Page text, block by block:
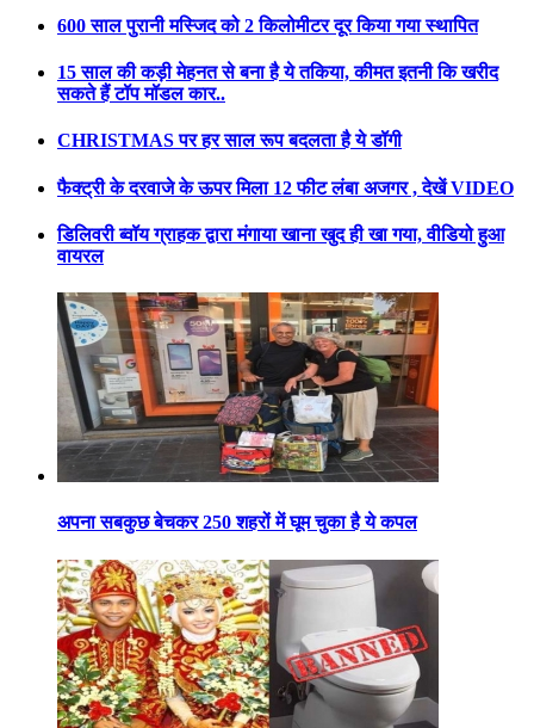
600 साल पुरानी मस्जिद को 2 किलोमीटर दूर किया गया स्थापित
15 साल की कड़ी मेहनत से बना है ये तकिया, कीमत इतनी कि खरीद
सकते हैं टॉप मॉडल कार..
CHRISTMAS पर हर साल रूप बदलता है ये डॉगी
फैक्ट्री के दरवाजे के ऊपर मिला 12 फीट लंबा अजगर , देखें VIDEO
डिलिवरी ब्वॉय ग्राहक द्वारा मंगाया खाना खुद ही खा गया, वीडियो हुआ
वायरल
अपना सबकुछ बेचकर 250 शहरों में घूम चुका है ये कपल